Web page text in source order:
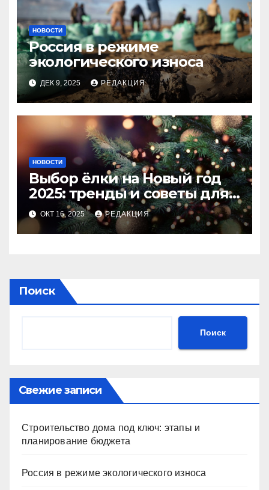
НОВОСТИ
Россия в режиме
экологического износа
ДЕК 9, 2025 РЕДАКЦИЯ
НОВОСТИ
Выбор ёлки на Новый год
2025: тренды и советы для
идеального праздника
ОКТ 16, 2025 РЕДАКЦИЯ
Поиск
Поиск
Свежие записи
Строительство дома под ключ: этапы и
планирование бюджета
Россия в режиме экологического износа